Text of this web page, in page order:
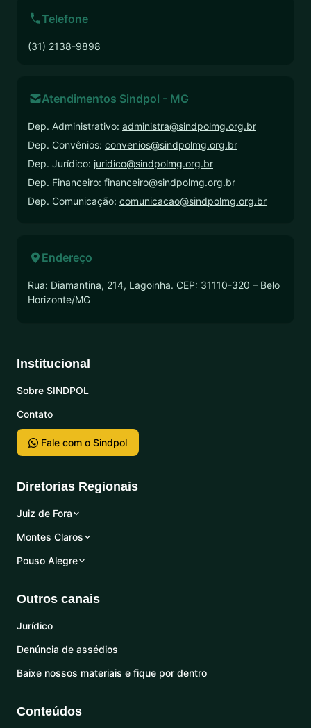
Telefone
(31) 2138-9898
Atendimentos Sindpol - MG
Dep. Administrativo: administra@sindpolmg.org.br
Dep. Convênios: convenios@sindpolmg.org.br
Dep. Jurídico: juridico@sindpolmg.org.br
Dep. Financeiro: financeiro@sindpolmg.org.br
Dep. Comunicação: comunicacao@sindpolmg.org.br
Endereço
Rua: Diamantina, 214, Lagoinha. CEP: 31110-320 – Belo
Horizonte/MG
Institucional
Sobre SINDPOL
Contato
Fale com o Sindpol
Diretorias Regionais
Juiz de Fora
Montes Claros
Pouso Alegre
Outros canais
Jurídico
Denúncia de assédios
Baixe nossos materiais e fique por dentro
Conteúdos